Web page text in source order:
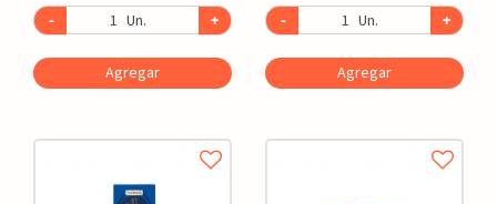
- Un. +
Agregar
- Un. +
Agregar